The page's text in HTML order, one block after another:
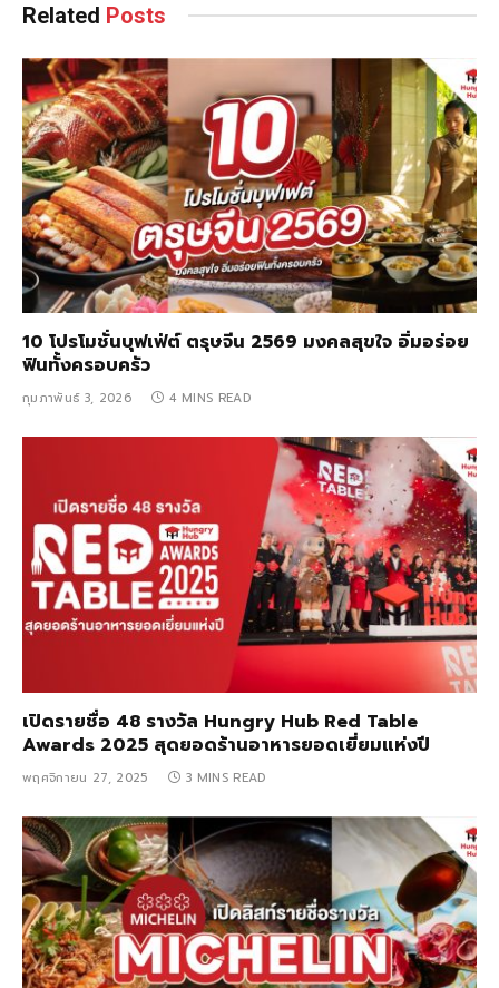
Related Posts
10 โปรโมชั่นบุฟเฟ่ต์ ตรุษจีน 2569 มงคลสุขใจ อิ่มอร่อย
ฟินทั้งครอบครัว
กุมภาพันธ์ 3, 2026 4 MINS READ
เปิดรายชื่อ 48 รางวัล Hungry Hub Red Table
Awards 2025 สุดยอดร้านอาหารยอดเยี่ยมแห่งปี
พฤศจิกายน 27, 2025 3 MINS READ